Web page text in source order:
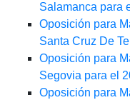
Salamanca para
Oposición para
Santa Cruz De
Oposición para
Segovia para el
Oposición para